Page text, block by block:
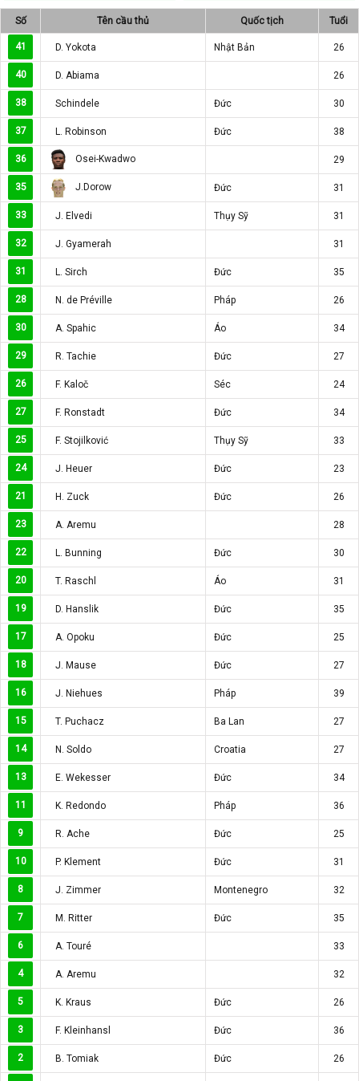
Số Tên cầu thủ Quốc tịch Tuổi
41 D. Yokota Nhật Bản 26
40 D. Abiama 26
38 Schindele Đức 30
37 L. Robinson Đức 38
36 Osei-Kwadwo 29
35 J.Dorow Đức 31
33 J. Elvedi Thụy Sỹ 31
32 J. Gyamerah 31
31 L. Sirch Đức 35
28 N. de Préville Pháp 26
30 A. Spahic Áo 34
29 R. Tachie Đức 27
26 F. Kaloč Séc 24
27 F. Ronstadt Đức 34
25 F. Stojilković Thụy Sỹ 33
24 J. Heuer Đức 23
21 H. Zuck Đức 26
23 A. Aremu 28
22 L. Bunning Đức 30
20 T. Raschl Áo 31
19 D. Hanslik Đức 35
17 A. Opoku Đức 25
18 J. Mause Đức 27
16 J. Niehues Pháp 39
15 T. Puchacz Ba Lan 27
14 N. Soldo Croatia 27
13 E. Wekesser Đức 34
11 K. Redondo Pháp 36
9 R. Ache Đức 25
10 P. Klement Đức 31
8 J. Zimmer Montenegro 32
7 M. Ritter Đức 35
6 A. Touré 33
4 A. Aremu 32
5 K. Kraus Đức 26
3 F. Kleinhansl Đức 36
2 B. Tomiak Đức 26